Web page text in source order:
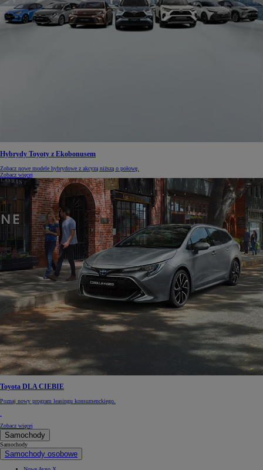
Hybrydy Toyoty z Ekobonusem
Zobacz nowe modele hybrydowe z akcyzą niższą o połowę.
Zobacz więcej
Toyota DLA CIEBIE
Poznaj nowy program leasingu konsumenckiego.
Zobacz więcej
Samochody
Samochody
Samochody osobowe